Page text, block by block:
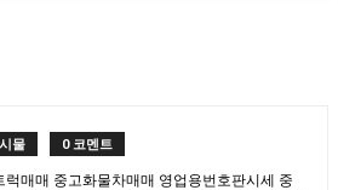
물 0 코멘트
럭매매 중고화물차매매 영업용번호판시세 중